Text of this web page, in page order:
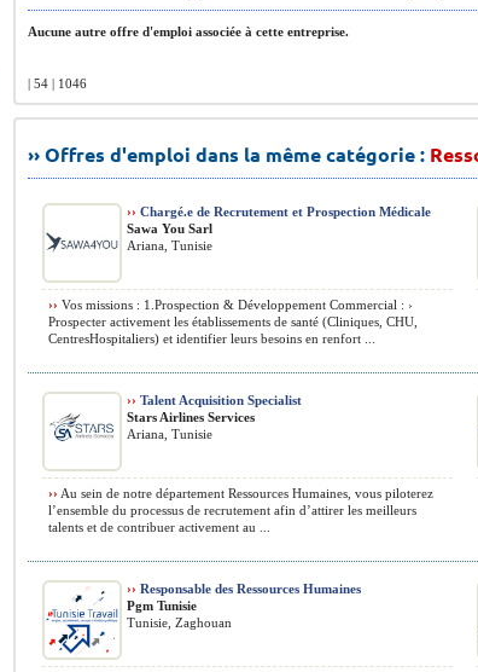
Aucune autre offre d'emploi associée à cette entreprise.
| 54 | 1046
›› Offres d'emploi dans la même catégorie :
›› Chargé.e de Recrutement et Prospection Médicale
Sawa You Sarl
Ariana, Tunisie
›› Vos missions : 1.Prospection & Développement Commercial : ›
Prospecter activement les établissements de santé (Cliniques, CHU,
CentresHospitaliers) et identifier leurs besoins en renfort ...
›› Talent Acquisition Specialist
Stars Airlines Services
Ariana, Tunisie
›› Au sein de notre département Ressources Humaines, vous piloterez
l’ensemble du processus de recrutement afin d’attirer les meilleurs
talents et de contribuer activement au ...
›› Responsable des Ressources Humaines
Pgm Tunisie
Tunisie, Zaghouan